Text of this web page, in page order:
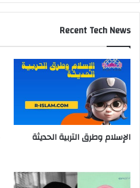
Recent Tech News
الإسلام وطرق التربية الحديثة